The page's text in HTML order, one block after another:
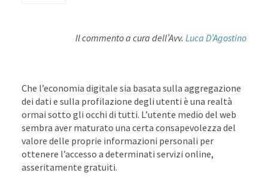
Il commento a cura dell’Avv.Luca D’Agostino
Che l’economia digitale sia basata sulla aggregazione
dei dati e sulla profilazione degli utenti è una realtà
ormai sotto gli occhi di tutti. L’utente medio del web
sembra aver maturato una certa consapevolezza del
valore delle proprie informazioni personali per
ottenere l’accesso a determinati servizi online,
asseritamente gratuiti.